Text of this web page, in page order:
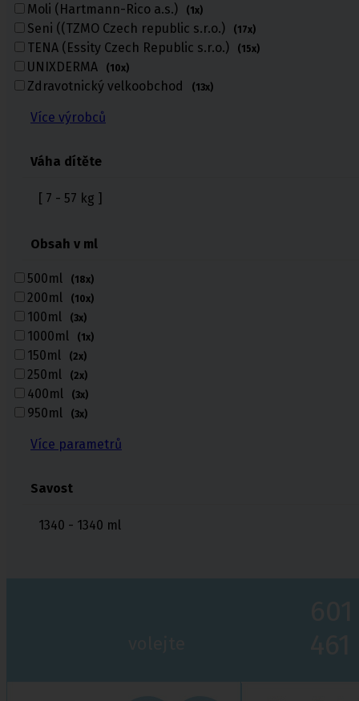
Punčochy,
ponožky
Antitrombotické punčochy
Preventivní a podpůrné punčochy
Navlékače punčoch
Stahovací prádlo
Doplňkový sortiment punčoch
Moli (Hartmann-Rico a.s.) (1x)
Seni ((TZMO Czech republic s.r.o.) (17x)
TENA (Essity Czech Republic s.r.o.) (15x)
UNIXDERMA (10x)
Zdravotnický velkoobchod (13x)
Více výrobců
Váha dítěte
[ 7 - 57 kg ]
Obsah v ml
500ml (18x)
200ml (10x)
100ml (3x)
1000ml (1x)
150ml (2x)
250ml (2x)
400ml (3x)
950ml (3x)
Více parametrů
Savost
1340 - 1340 ml